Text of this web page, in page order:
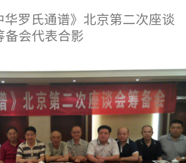
华罗氏通谱》北京第二次座谈
备会代表合影